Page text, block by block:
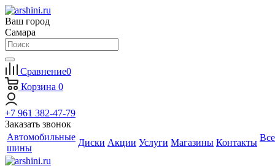
Ваш город
Самара
Сравнение0
Корзина 0
+7 961 382-47-79
Заказать звонок
Автомобильные
шины
Диски Акции Услуги Магазины Контакты Все